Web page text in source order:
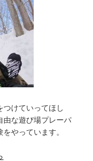
つけていってほし
由な遊び場プレーパ
やっています。